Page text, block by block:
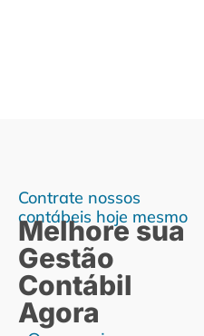
Contrate nossos
contábeis hoje mesmo
Melhore sua
Gestão
Contábil
Agora